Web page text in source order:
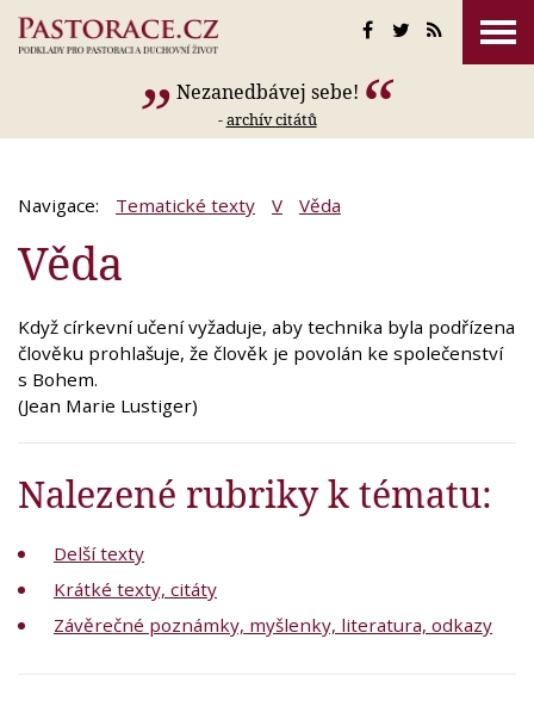
Nezanedbávej sebe!
-archív citátů
Navigace: Tematické texty V Věda
Věda
Když církevní učení vyžaduje, aby technika byla podřízena
člověku prohlašuje, že člověk je povolán ke společenství
s Bohem.
(Jean Marie Lustiger)
Nalezené rubriky k tématu:
Delší texty
Krátké texty, citáty
Závěrečné poznámky, myšlenky, literatura, odkazy